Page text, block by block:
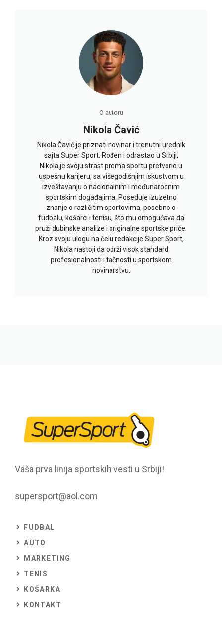
O autoru
Nikola Čavić
Nikola Čavić je priznati novinar i trenutni urednik
sajta Super Sport. Rođen i odrastao u Srbiji,
Nikola je svoju strast prema sportu pretvorio u
uspešnu karijeru, sa višegodišnjim iskustvom u
izveštavanju o nacionalnim i međunarodnim
sportskim događajima. Poseduje izuzetno
znanje o različitim sportovima, posebno o
fudbalu, košarci i tenisu, što mu omogućava da
pruži dubinske analize i originalne sportske priče.
Kroz svoju ulogu na čelu redakcije Super Sport,
Nikola nastoji da održi visok standard
profesionalnosti i tačnosti u sportskom
novinarstvu.
Vaša prva linija sportskih vesti u Srbiji!
supersport@aol.com
FUDBAL
AUTO
MARKETING
TENIS
KOŠARKA
KONTAKT